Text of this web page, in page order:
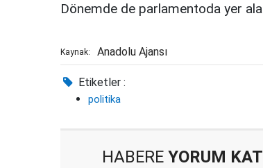
Dönemde de parlamentoda yer
Kaynak: Anadolu Ajansı
Etiketler :
politika
HABERE YORUM KAT